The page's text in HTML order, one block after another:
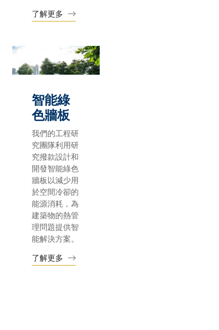
了解更多
智能綠
色牆板
我們的工程研
究團隊利用研
究撥款設計和
開發智能綠色
牆板以減少用
於空間冷卻的
能源消耗，為
建築物的熱管
理問題提供智
能解決方案。
了解更多